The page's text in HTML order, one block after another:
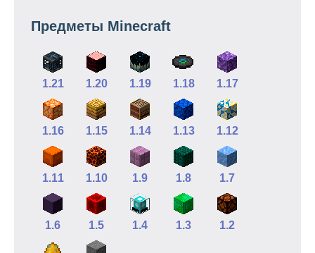
Предметы Minecraft
1.21 1.20 1.19 1.18 1.17
1.16 1.15 1.14 1.13 1.12
1.11 1.10 1.9 1.8 1.7
1.6 1.5 1.4 1.3 1.2